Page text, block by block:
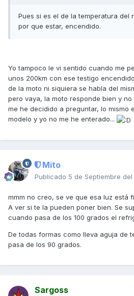
Pues si es el de la temperatura del
por que estar, encendido.
Yo tampoco le vi sentido cuando me
unos 200km con ese testigo
de la moto ni siquiera se habla del
pero vaya, la moto responde bien y
me he decidido a preguntar, lo mismo
modelo y yo no me he enterado...
Mito
Publicado 5 de Septiembre del
mmm no creo, se ve que esa luz está
A ver si te la pueden poner bien. Se
cuando pasa de los 100 grados el
De todas formas como lleva aguja de
pasa de los 90 grados.
Sargoss